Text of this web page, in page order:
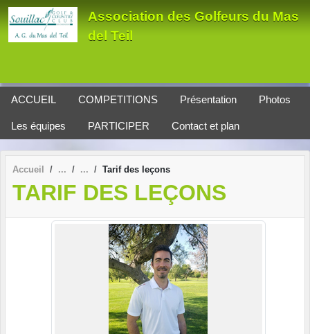
Association des Golfeurs du Mas
del Teil
ACCUEIL COMPETITIONS Présentation Photos
Les équipes PARTICIPER Contact et plan
Accueil Tarif des leçons
TARIF DES LEÇONS
Panneau de gestion des cookies